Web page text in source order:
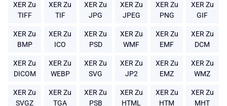
XER Zu
TIFF
XER Zu
TIF
XER Zu
JPG
XER Zu
JPEG
XER Zu
PNG
XER Zu
GIF
XER Zu
BMP
XER Zu
ICO
XER Zu
PSD
XER Zu
WMF
XER Zu
EMF
XER Zu
DCM
XER Zu
DICOM
XER Zu
WEBP
XER Zu
SVG
XER Zu
JP2
XER Zu
EMZ
XER Zu
WMZ
XER Zu
SVGZ
XER Zu
TGA
XER Zu
PSB
XER Zu
HTML
XER Zu
HTM
XER Zu
MHT